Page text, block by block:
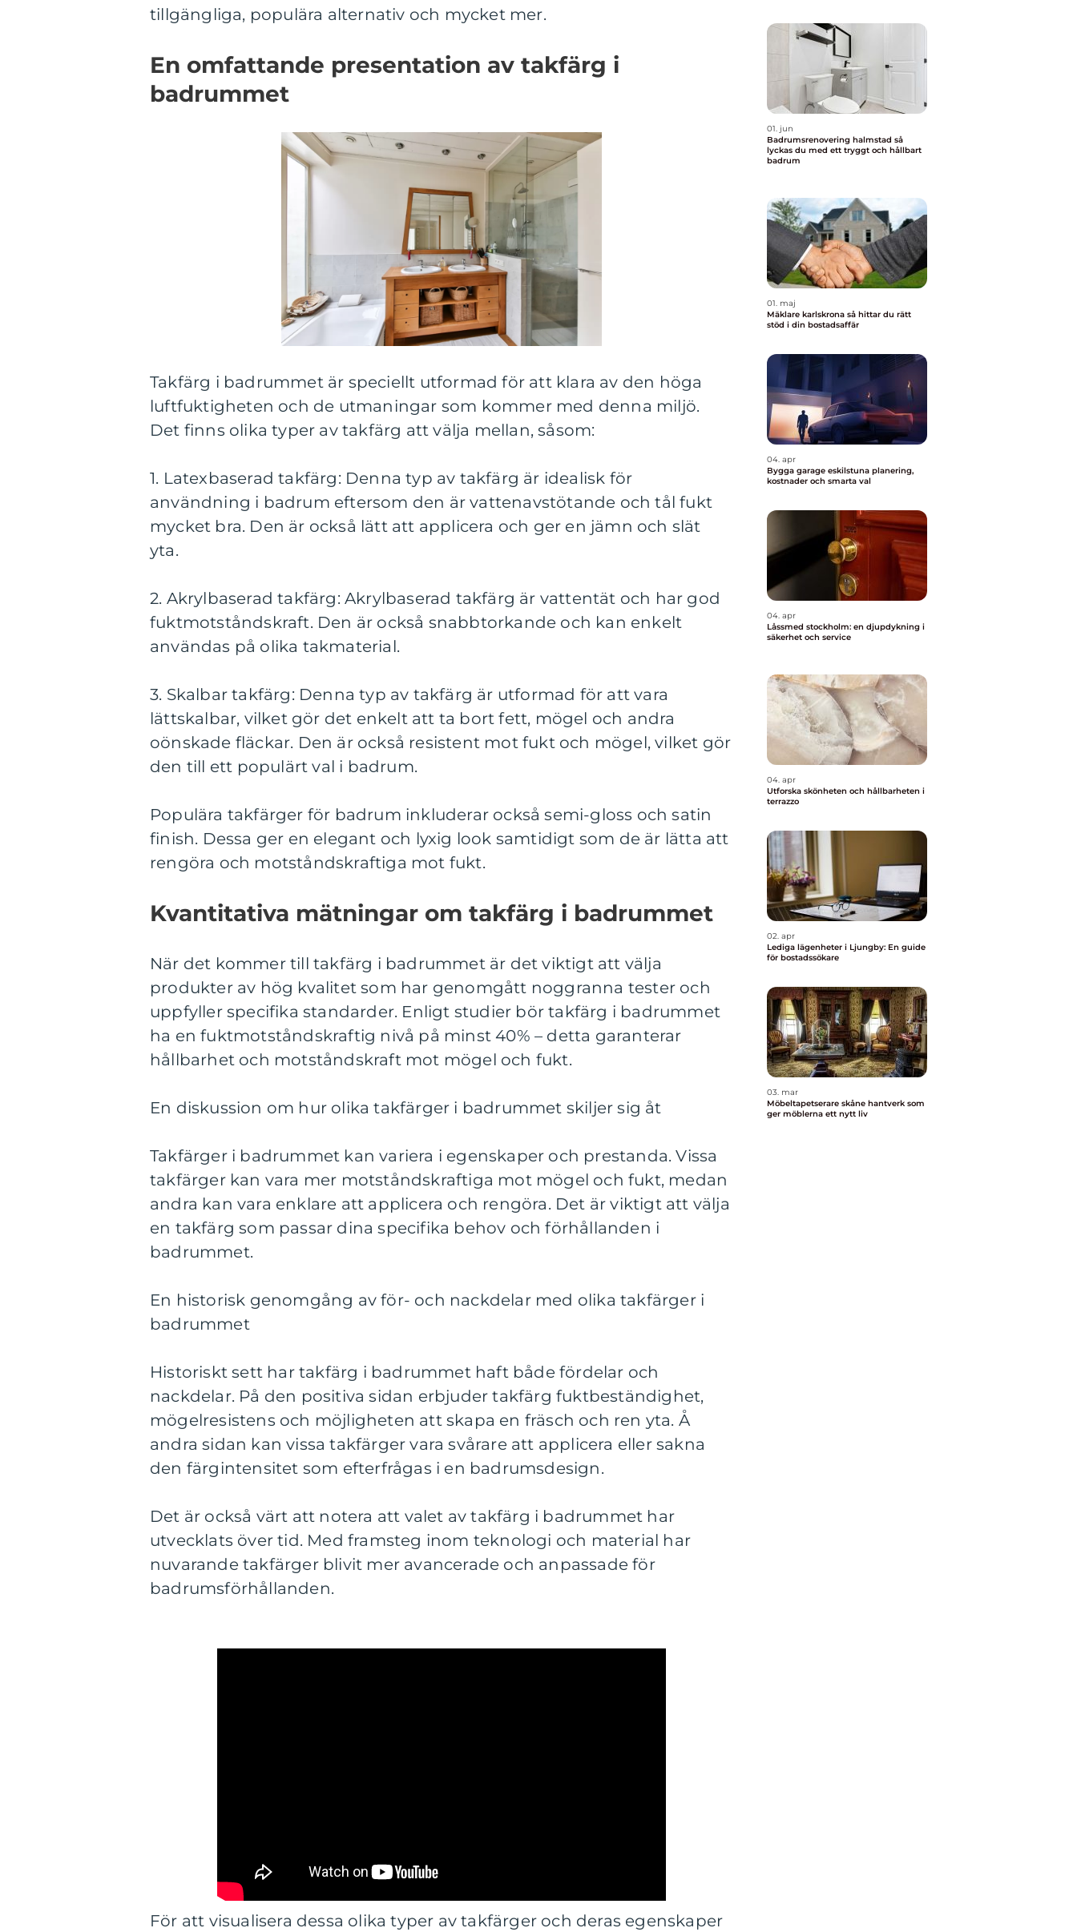
tillgängliga, populära alternativ och mycket mer.
En omfattande presentation av takfärg i
badrummet
Takfärg i badrummet är speciellt utformad för att klara av den höga
luftfuktigheten och de utmaningar som kommer med denna miljö.
Det finns olika typer av takfärg att välja mellan, såsom:
1. Latexbaserad takfärg: Denna typ av takfärg är idealisk för
användning i badrum eftersom den är vattenavstötande och tål fukt
mycket bra. Den är också lätt att applicera och ger en jämn och slät
yta.
2. Akrylbaserad takfärg: Akrylbaserad takfärg är vattentät och har god
fuktmotståndskraft. Den är också snabbtorkande och kan enkelt
användas på olika takmaterial.
3. Skalbar takfärg: Denna typ av takfärg är utformad för att vara
lättskalbar, vilket gör det enkelt att ta bort fett, mögel och andra
oönskade fläckar. Den är också resistent mot fukt och mögel, vilket gör
den till ett populärt val i badrum.
Populära takfärger för badrum inkluderar också semi-gloss och satin
finish. Dessa ger en elegant och lyxig look samtidigt som de är lätta att
rengöra och motståndskraftiga mot fukt.
Kvantitativa mätningar om takfärg i badrummet
När det kommer till takfärg i badrummet är det viktigt att välja
produkter av hög kvalitet som har genomgått noggranna tester och
uppfyller specifika standarder. Enligt studier bör takfärg i badrummet
ha en fuktmotståndskraftig nivå på minst 40% – detta garanterar
hållbarhet och motståndskraft mot mögel och fukt.
En diskussion om hur olika takfärger i badrummet skiljer sig åt
Takfärger i badrummet kan variera i egenskaper och prestanda. Vissa
takfärger kan vara mer motståndskraftiga mot mögel och fukt, medan
andra kan vara enklare att applicera och rengöra. Det är viktigt att välja
en takfärg som passar dina specifika behov och förhållanden i
badrummet.
En historisk genomgång av för- och nackdelar med olika takfärger i
badrummet
Historiskt sett har takfärg i badrummet haft både fördelar och
nackdelar. På den positiva sidan erbjuder takfärg fuktbeständighet,
mögelresistens och möjligheten att skapa en fräsch och ren yta. Å
andra sidan kan vissa takfärger vara svårare att applicera eller sakna
den färgintensitet som efterfrågas i en badrumsdesign.
Det är också värt att notera att valet av takfärg i badrummet har
utvecklats över tid. Med framsteg inom teknologi och material har
nuvarande takfärger blivit mer avancerade och anpassade för
badrumsförhållanden.
För att visualisera dessa olika typer av takfärger och deras egenskaper
01. jun
Badrumsrenovering halmstad så
lyckas du med ett tryggt och hållbart
badrum
01. maj
Mäklare karlskrona så hittar du rätt
stöd i din bostadsaffär
04. apr
Bygga garage eskilstuna planering,
kostnader och smarta val
04. apr
Låssmed stockholm: en djupdykning i
säkerhet och service
04. apr
Utforska skönheten och hållbarheten i
terrazzo
02. apr
Lediga lägenheter i Ljungby: En guide
för bostadssökare
03. mar
Möbeltapetserare skåne hantverk som
ger möblerna ett nytt liv